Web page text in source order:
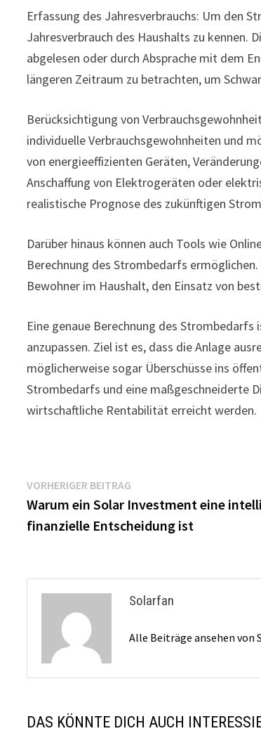
Erfassung des Jahresverbrauchs: Um den
Jahresverbrauch des Haushalts zu kennen.
abgelesen oder durch Absprache mit dem
längeren Zeitraum zu betrachten, um
Berücksichtigung von
individuelle Verbrauchsgewohnheiten und
von energieeffizienten Geräten,
Anschaffung von Elektrogeräten oder
realistische Prognose des zukünftigen
Darüber hinaus können auch Tools wie
Berechnung des Strombedarfs
Bewohner im Haushalt, den Einsatz von
Eine genaue Berechnung des
anzupassen. Ziel ist es, dass die Anlage
möglicherweise sogar Überschüsse ins
Strombedarfs und eine maßgeschneiderte
wirtschaftliche Rentabilität erreicht werden.
Beitragsnavigation
VORHERIGER BEITRAG
Beitrag:
Warum ein Solar Investment eine
finanzielle Entscheidung ist
Solarfan
Alle Beiträge ansehen von
DAS KÖNNTE DICH AUCH